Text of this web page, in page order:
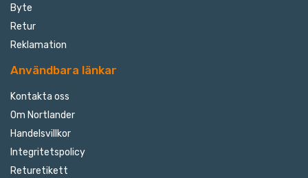
Byte
Retur
Reklamation
Användbara länkar
Kontakta oss
Om Nortlander
Handelsvillkor
Integritetspolicy
Returetikett